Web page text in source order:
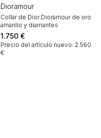
Dioramour
Collar de Dior Dioramour de oro
amarillo y diamantes
1.750 €
Precio del artículo nuevo: 2.560
€